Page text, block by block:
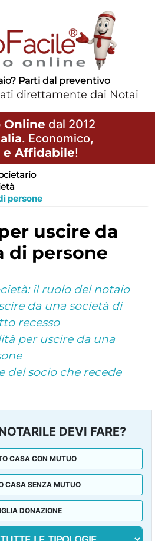
Parti dal preventivo
direttamente dai Notai
Online dal 2012
. Economico,
e Affidabile!
persone
di persone
il ruolo del notaio
da una società di
recesso
per uscire da una
del socio che recede
DEVI FARE?
CASA CON MUTUO
CASA SENZA MUTUO
DONAZIONE